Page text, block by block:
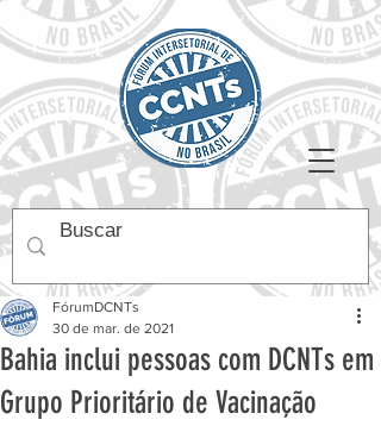
Bahia inclui pessoas com DCNTs em
Grupo Prioritário de Vacinação
FórumDCNTs
30 de mar. de 2021